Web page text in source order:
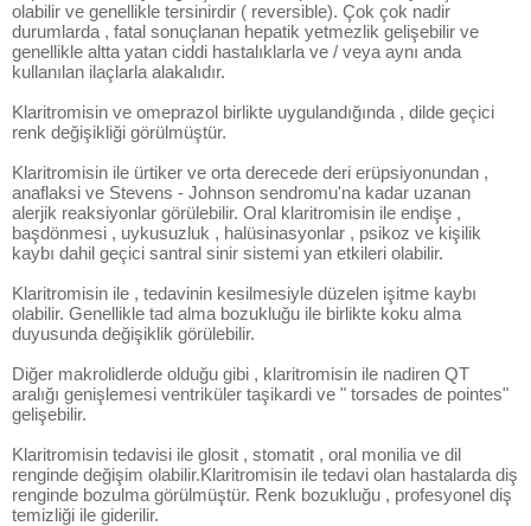
olabilir ve genellikle tersinirdir ( reversible). Çok çok nadir
durumlarda , fatal sonuçlanan hepatik yetmezlik gelişebilir ve
genellikle altta yatan ciddi hastalıklarla ve / veya aynı anda
kullanılan ilaçlarla alakalıdır.
Klaritromisin ve omeprazol birlikte uygulandığında , dilde geçici
renk değişikliği görülmüştür.
Klaritromisin ile ürtiker ve orta derecede deri erüpsiyonundan ,
anaflaksi ve Stevens - Johnson sendromu'na kadar uzanan
alerjik reaksiyonlar görülebilir. Oral klaritromisin ile endişe ,
başdönmesi , uykusuzluk , halüsinasyonlar , psikoz ve kişilik
kaybı dahil geçici santral sinir sistemi yan etkileri olabilir.
Klaritromisin ile , tedavinin kesilmesiyle düzelen işitme kaybı
olabilir. Genellikle tad alma bozukluğu ile birlikte koku alma
duyusunda değişiklik görülebilir.
Diğer makrolidlerde olduğu gibi , klaritromisin ile nadiren QT
aralığı genişlemesi ventriküler taşikardi ve " torsades de pointes"
gelişebilir.
Klaritromisin tedavisi ile glosit , stomatit , oral monilia ve dil
renginde değişim olabilir.Klaritromisin ile tedavi olan hastalarda diş
renginde bozulma görülmüştür. Renk bozukluğu , profesyonel diş
temizliği ile giderilir.